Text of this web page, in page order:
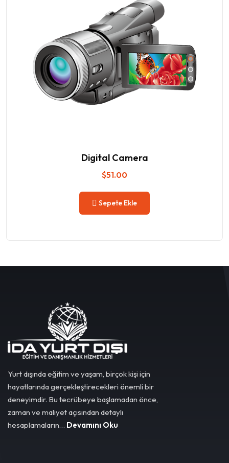
Digital Camera
$51.00
Sepete Ekle
Yurt dışında eğitim ve yaşam, birçok kişi için
hayatlarında gerçekleştirecekleri önemli bir
deneyimdir. Bu tecrübeye başlamadan önce,
zaman ve maliyet açısından detaylı
hesaplamaların… Devamını Oku